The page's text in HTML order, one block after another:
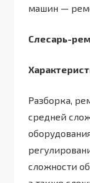
машин —
Слесарь-
Разборка,
средней
сложности